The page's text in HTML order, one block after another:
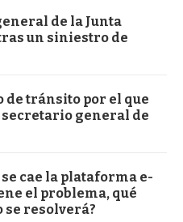
de la Junta
un siniestro de
de tránsito por el que
general de
cae la plataforma e-
el problema, qué
se resolverá?